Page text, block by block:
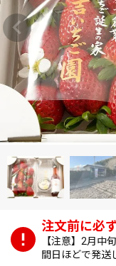
【注意】2月中
間日ほどで発送